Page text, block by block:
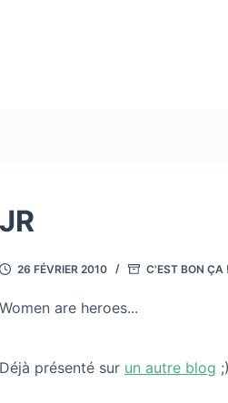
JR
26 FÉVRIER 2010 C'EST BON ÇA !
Women are heroes...
Déjà présenté sur un autre blog